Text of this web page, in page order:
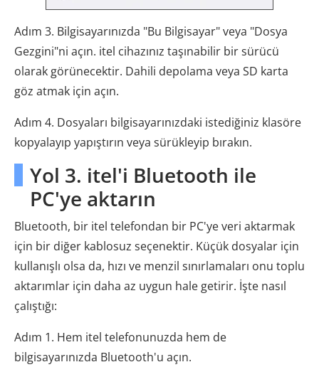
Adım 3. Bilgisayarınızda "Bu Bilgisayar" veya "Dosya
Gezgini"ni açın. itel cihazınız taşınabilir bir sürücü
olarak görünecektir. Dahili depolama veya SD karta
göz atmak için açın.
Adım 4. Dosyaları bilgisayarınızdaki istediğiniz klasöre
kopyalayıp yapıştırın veya sürükleyip bırakın.
Yol 3. itel'i Bluetooth ile
PC'ye aktarın
Bluetooth, bir itel telefondan bir PC'ye veri aktarmak
için bir diğer kablosuz seçenektir. Küçük dosyalar için
kullanışlı olsa da, hızı ve menzil sınırlamaları onu toplu
aktarımlar için daha az uygun hale getirir. İşte nasıl
çalıştığı:
Adım 1. Hem itel telefonunuzda hem de
bilgisayarınızda Bluetooth'u açın.